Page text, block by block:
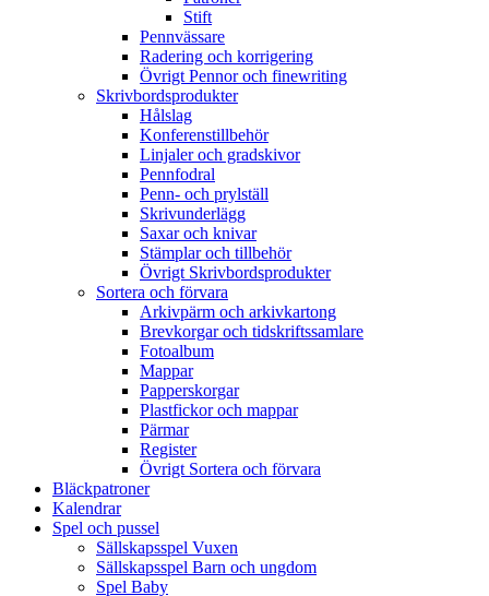
Stift
Pennvässare
Radering och korrigering
Övrigt Pennor och finewriting
Skrivbordsprodukter
Hålslag
Konferenstillbehör
Linjaler och gradskivor
Pennfodral
Penn- och prylställ
Skrivunderlägg
Saxar och knivar
Stämplar och tillbehör
Övrigt Skrivbordsprodukter
Sortera och förvara
Arkivpärm och arkivkartong
Brevkorgar och tidskriftssamlare
Fotoalbum
Mappar
Papperskorgar
Plastfickor och mappar
Pärmar
Register
Övrigt Sortera och förvara
Bläckpatroner
Kalendrar
Spel och pussel
Sällskapsspel Vuxen
Sällskapsspel Barn och ungdom
Spel Baby